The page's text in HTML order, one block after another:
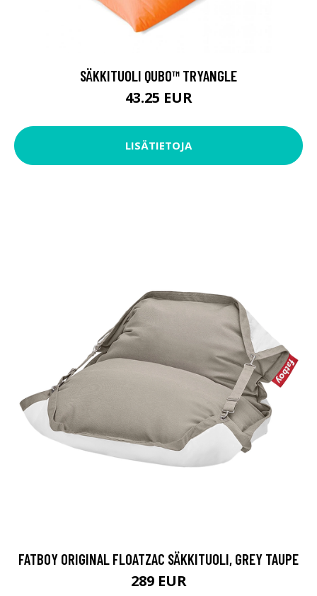
SÄKKITUOLI QUBO™ TRYANGLE
43.25 EUR
LISÄTIETOJA
FATBOY ORIGINAL FLOATZAC SÄKKITUOLI, GREY TAUPE
289 EUR